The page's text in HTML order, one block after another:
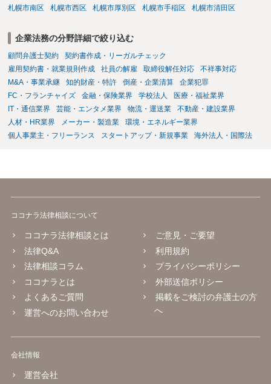
札幌市南区
札幌市西区 札幌市厚別区 札幌市手稲区 札幌市清田区
企業法務の分野詳細で絞り込む
顧問弁護士契約
契約書作成・リーガルチェック
雇用契約書・就業規則作成
社員の解雇 取締役解任対応
不祥事対応
M&A・事業承継
知的財産・特許 倒産・企業清算
企業犯罪
FC・フランチャイズ
金融・保険業界 学校法人
医療・福祉業界
IT・通信業界
芸能・エンタメ業界 物流・運送業
不動産・建設業界
人材・HR業界
メーカー・製造業
環境・エネルギー業界
個人事業主・フリーランス
スタートアップ・新規事業 海外法人・国際法
ココナラ法律相談について
ココナラ法律相談とは
法律Q&A
法律相談コラム
ココナラとは
よくあるご質問
運営へのお問い合わせ
ご意見・ご要望
利用規約
プライバシーポリシー
外部送信ポリシー
掲載をご検討の弁護士の方
へ
会社情報
運営会社